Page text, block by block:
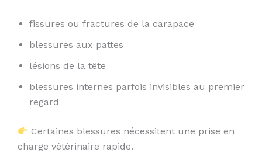
fissures ou fractures de la carapace
blessures aux pattes
lésions de la tête
blessures internes parfois invisibles au premier
regard
Certaines blessures nécessitent une prise en
charge vétérinaire rapide.